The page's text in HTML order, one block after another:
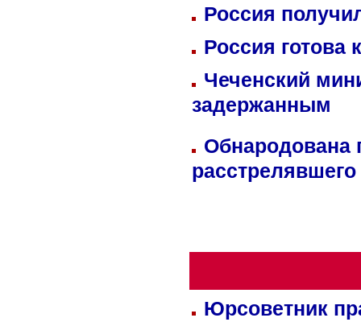
Россия
Россия готова
Чеченский
задержанным
Обнародована
Юрсоветник